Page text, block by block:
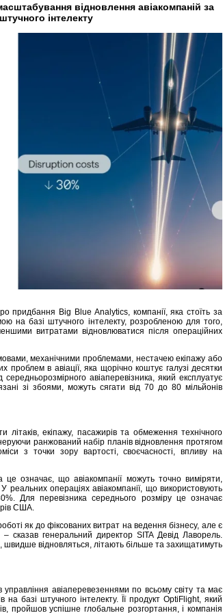
відновлення авіакомпаній за
інтелекту
придбання Big Blue Analytics, компанії, яка стоїть за
на базі штучного інтелекту, розробленою для того,
витратами відновлюватися після операційних
механічними проблемами, нестачею екіпажу або
в авіації, яка щорічно коштує галузі десятки
авіаперевізника, який експлуатує
зі збоями, можуть сягати від 70 до 80 мільйонів
екіпажу, пасажирів та обмеження технічного
ранжований набір планів відновлення протягом
з точки зору вартості, своєчасності, впливу на
означає, що авіакомпанії можуть точно виміряти,
реальних операціях авіакомпанії, що використовують
Для перевізника середнього розміру це означає
США.
як до фіксованих витрат на ведення бізнесу, але є
сказав генеральний директор SITA Девід Лаворель.
швидше відновляться, літають більше та захищатимуть
авіаперевезеннями по всьому світу та має
базі штучного інтелекту. Її продукт OptiFlight, який
пройшов успішне глобальне розгортання, і компанія